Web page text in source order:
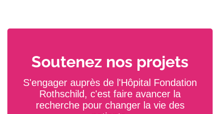
Soutenez nos projets
S'engager auprès de l'Hôpital Fondation
Rothschild, c'est faire avancer la
recherche pour changer la vie des